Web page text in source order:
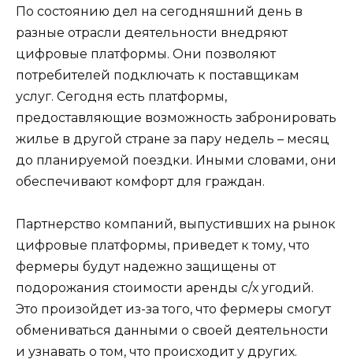
По состоянию дел на сегодняшний день в
разные отрасли деятельности внедряют
цифровые платформы. Они позволяют
потребителей подключать к поставщикам
услуг. Сегодня есть платформы,
предоставляющие возможность забронировать
жилье в другой стране за пару недель – месяц
до планируемой поездки. Иными словами, они
обеспечивают комфорт для граждан.
Партнерство компаний, выпустивших на рынок
цифровые платформы, приведет к тому, что
фермеры будут надежно защищены от
подорожания стоимости аренды с/х угодий.
Это произойдет из-за того, что фермеры смогут
обмениваться данными о своей деятельности
и узнавать о том, что происходит у других.